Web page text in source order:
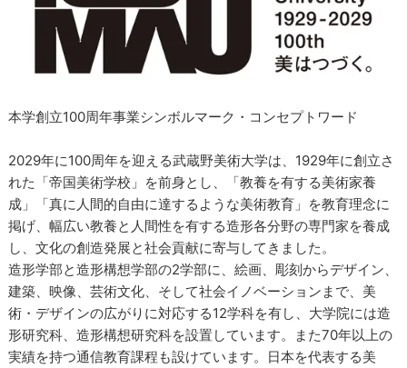
本学創立100周年事業シンボルマーク・コンセプトワード
2029年に100周年を迎える武蔵野美術大学は、1929年に創立さ
れた「帝国美術学校」を前身とし、「教養を有する美術家養
成」「真に人間的自由に達するような美術教育」を教育理念に
掲げ、幅広い教養と人間性を有する造形各分野の専門家を養成
し、文化の創造発展と社会貢献に寄与してきました。
造形学部と造形構想学部の2学部に、絵画、彫刻からデザイン、
建築、映像、芸術文化、そして社会イノベーションまで、美
術・デザインの広がりに対応する12学科を有し、大学院には造
形研究科、造形構想研究科を設置しています。また70年以上の
実績を持つ通信教育課程も設けています。日本を代表する美